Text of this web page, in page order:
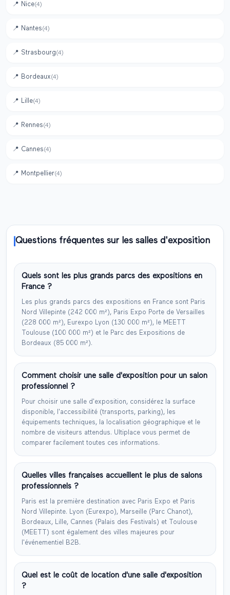
📍 Nice(4)
📍 Nantes(4)
📍 Strasbourg(4)
📍 Bordeaux(4)
📍 Lille(4)
📍 Rennes(4)
📍 Cannes(4)
📍 Montpellier(4)
Questions fréquentes sur les salles d'exposition
Quels sont les plus grands parcs des expositions en
France ?
Les plus grands parcs des expositions en France sont Paris
Nord Villepinte (242 000 m²), Paris Expo Porte de Versailles
(228 000 m²), Eurexpo Lyon (130 000 m²), le MEETT
Toulouse (100 000 m²) et le Parc des Expositions de
Bordeaux (85 000 m²).
Comment choisir une salle d'exposition pour un salon
professionnel ?
Pour choisir une salle d'exposition, considérez la surface
disponible, l'accessibilité (transports, parking), les
équipements techniques, la localisation géographique et le
nombre de visiteurs attendus. Ultiplace vous permet de
comparer facilement toutes ces informations.
Quelles villes françaises accueillent le plus de salons
professionnels ?
Paris est la première destination avec Paris Expo et Paris
Nord Villepinte. Lyon (Eurexpo), Marseille (Parc Chanot),
Bordeaux, Lille, Cannes (Palais des Festivals) et Toulouse
(MEETT) sont également des villes majeures pour
l'événementiel B2B.
Quel est le coût de location d'une salle d'exposition
?